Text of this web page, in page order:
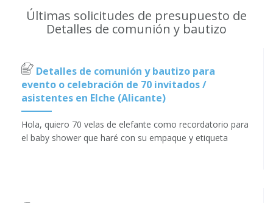
Últimas solicitudes de presupuesto de
Detalles de comunión y bautizo
Detalles de comunión y bautizo para
evento o celebración de 70 invitados /
asistentes en Elche (Alicante)
Hola, quiero 70 velas de elefante como recordatorio para
el baby shower que haré con su empaque y etiqueta